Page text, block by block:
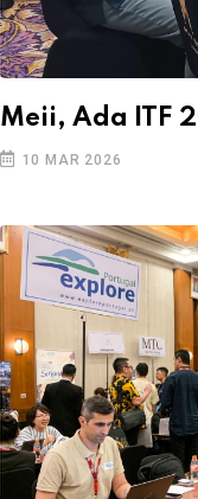
Meii, Ada ITF
10 MAR 2026